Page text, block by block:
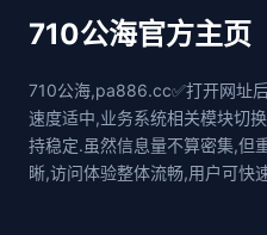
710公海官方主页
710公海,pa886.cc✅打开网址
速度适中,业务系统相关模块切
持稳定.虽然信息量不算密集,但
晰,访问体验整体流畅,用户可快